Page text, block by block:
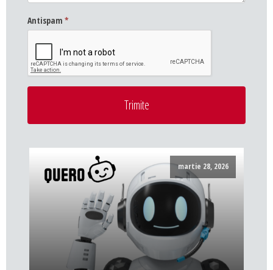
Antispam *
Trimite
martie 28, 2026